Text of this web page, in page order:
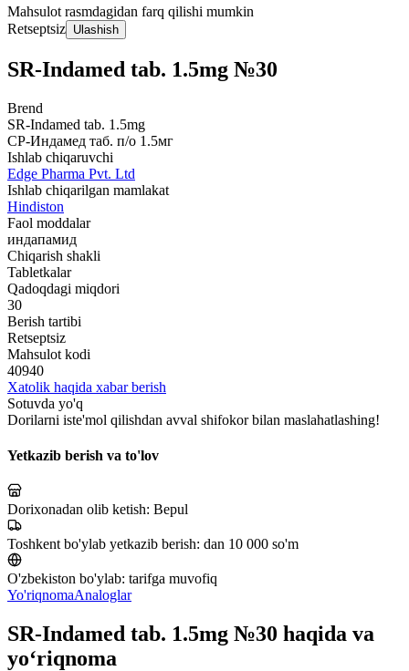
Mahsulot rasmdagidan farq qilishi mumkin
Retseptsiz Ulashish
SR-Indamed tab. 1.5mg №30
Brend
SR-Indamed tab. 1.5mg
СР-Индамед таб. п/о 1.5мг
Ishlab chiqaruvchi
Edge Pharma Pvt. Ltd
Ishlab chiqarilgan mamlakat
Hindiston
Faol moddalar
индапамид
Chiqarish shakli
Tabletkalar
Qadoqdagi miqdori
30
Berish tartibi
Retseptsiz
Mahsulot kodi
40940
Xatolik haqida xabar berish
Sotuvda yo'q
Dorilarni iste'mol qilishdan avval shifokor bilan maslahatlashing!
Yetkazib berish va to'lov
Dorixonadan olib ketish: Bepul
Toshkent bo'ylab yetkazib berish: dan 10 000 so'm
O'zbekiston bo'ylab: tarifga muvofiq
Yo'riqnomaAnaloglar
SR-Indamed tab. 1.5mg №30 haqida va
yo‘riqnoma